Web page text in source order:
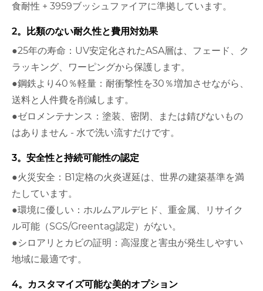
食耐性 + 3959ブッシュファイアに準拠しています。
2。比類のない耐久性と費用対効果
●25年の寿命：UV安定化されたASA層は、フェード、ク
ラッキング、ワーピングから保護します。
●鋼鉄より40％軽量：耐衝撃性を30％増加させながら、
送料と人件費を削減します。
●ゼロメンテナンス：塗装、密閉、または錆びないもの
はありません - 水で洗い流すだけです。
3。安全性と持続可能性の認定
●火災安全：B1定格の火炎遅延は、世界の建築基準を満
たしています。
●環境に優しい：ホルムアルデヒド、重金属、リサイク
ル可能（SGS/Greentag認定）がない。
●シロアリとカビの証明：高湿度と害虫が発生しやすい
地域に最適です。
4。カスタマイズ可能な美的オプション